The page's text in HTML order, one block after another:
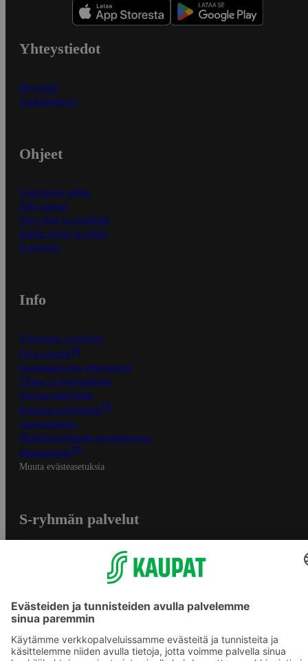
Yhteystiedot
Myymälät
Asiakaspalvelu
Ohjeet
Ensitilaajan ohjeet
Näin maksat
Näin tilaat ja muokkaat
Kaikki ohjeet ja vinkit
In English
Info
S-Business yrityksille
Oiva-raportit
Osuuskauppojen yhteystiedot
Tilaus- ja toimitusehdot
Tietosuojakäytäntö
Palvelun käyttöehdot
Saavutettavuus
Mobiilisovelluksen saavutettavuus
Mainostajalle
Muuta evästeasetuksia
S-ryhmän palvelut
S-ostoslista -sovellus
Prisma.fi
Sokos.fi
S-Pankki